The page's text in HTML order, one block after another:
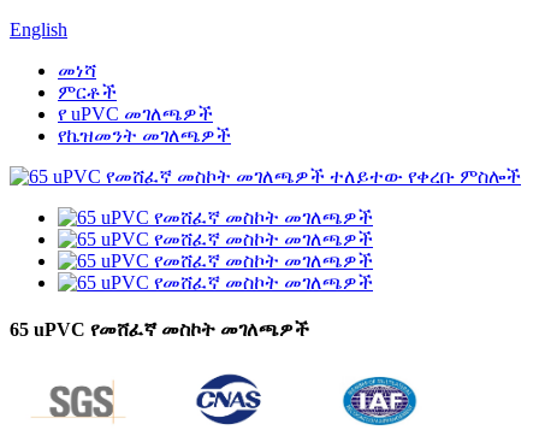
English
መነሻ
ምርቶች
የ uPVC መገለጫዎች
የኬዝመንት መገለጫዎች
65 uPVC የመሸፈኛ መስኮት መገለጫዎች